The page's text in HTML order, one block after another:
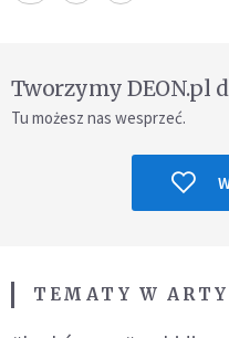
Tworzymy DEON.pl
Tu możesz nas wesprzeć.
TEMATY W